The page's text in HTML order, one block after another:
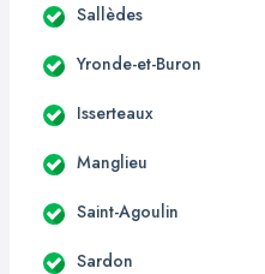
Sallèdes
Yronde-et-Buron
Isserteaux
Manglieu
Saint-Agoulin
Sardon